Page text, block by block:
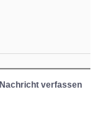
Nachricht verfassen